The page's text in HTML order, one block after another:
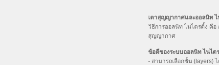
เตาสุญญากาศและออลนิท ไ
วิธีการออลนิท ไนไตรดิ้ง คื
สุญญากาศ
ข้อดีของระบบออลนิท ไนไต
- สามารถเลือกชั้น (layers)